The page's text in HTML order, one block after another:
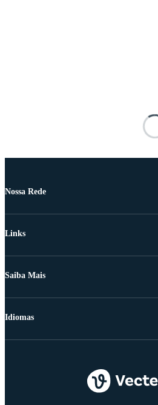
Nossa Rede
Links
Saiba Mais
Idiomas